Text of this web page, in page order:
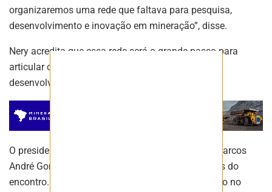
organizaremos uma rede que faltava para pesquisa,
desenvolvimento e inovação em mineração”, disse.
Nery acredita que essa rede será o grande passo para
articular o conjunto das instituições de pesquisa,
desenvolvimento e inovação no país.
O presidente do Conselho Consultivo da Adimb, Marcos
André Gonçalves, também foi um dos debatedores do
encontro. Ele destacou que muito do que foi falado no